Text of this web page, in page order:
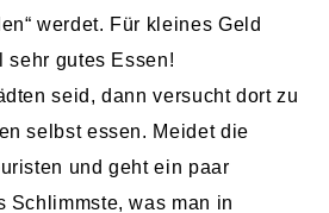
werdet. Für kleines Geld
sehr gutes Essen!
seid, dann versucht dort zu
selbst essen. Meidet die
und geht ein paar
Schlimmste, was man in